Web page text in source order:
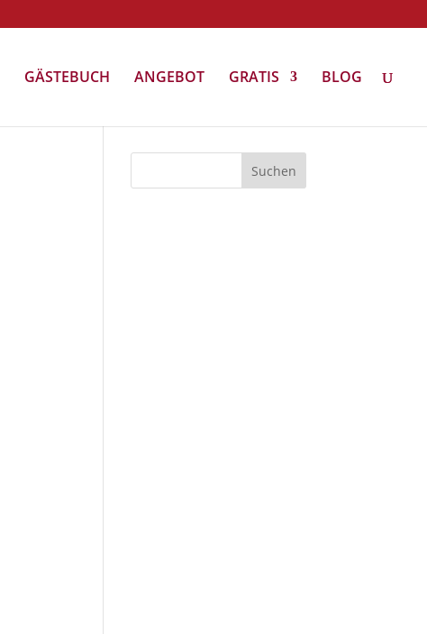
GÄSTEBUCH ANGEBOT GRATIS BLOG